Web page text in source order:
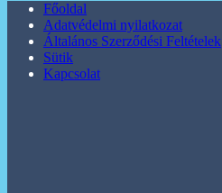
Főoldal
Adatvédelmi nyilatkozat
Általános Szerződési Feltételek
Sütik
Kapcsolat